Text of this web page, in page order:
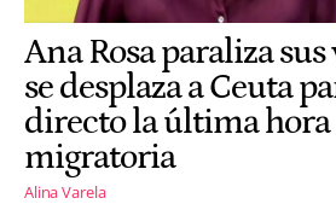
Ana Rosa paraliza sus
se desplaza a Ceuta
directo la última hora
migratoria
Alina Varela